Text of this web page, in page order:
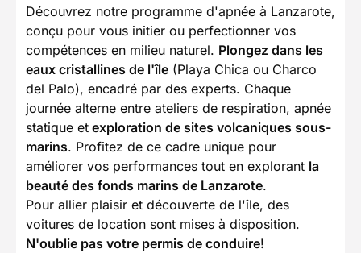
Découvrez notre programme d'apnée à Lanzarote,
conçu pour vous initier ou perfectionner vos
compétences en milieu naturel. Plongez dans les
eaux cristallines de l'île (Playa Chica ou Charco
del Palo), encadré par des experts. Chaque
journée alterne entre ateliers de respiration, apnée
statique et exploration de sites volcaniques sous-
marins. Profitez de ce cadre unique pour
améliorer vos performances tout en explorant la
beauté des fonds marins de Lanzarote.
Pour allier plaisir et découverte de l'île, des
voitures de location sont mises à disposition.
N'oublie pas votre permis de conduire!